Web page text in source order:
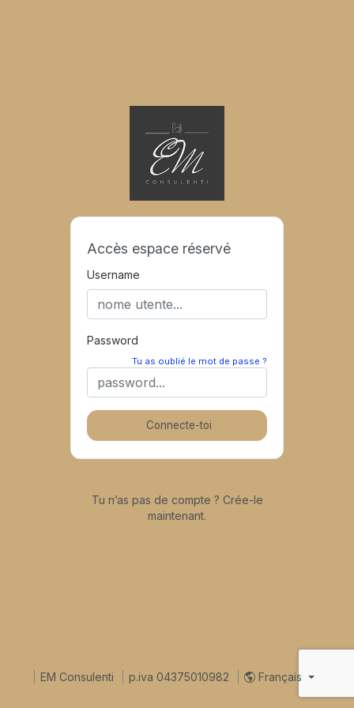
Accès espace réservé
Username
Password
Tu as oublié le mot de passe ?
Connecte-toi
Tu n’as pas de compte ? Crée-le
maintenant.
EM Consulenti p.iva 04375010982 Français